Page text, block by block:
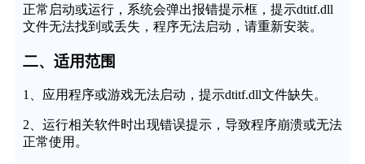
正常启动或运行，系统会弹出报错提示框，提示dtitf.dll
文件无法找到或丢失，程序无法启动，请重新安装。
二、适用范围
1、应用程序或游戏无法启动，提示dtitf.dll文件缺失。
2、运行相关软件时出现错误提示，导致程序崩溃或无法
正常使用。